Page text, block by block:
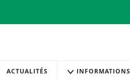
ACTUALITÉS INFORMATIONS